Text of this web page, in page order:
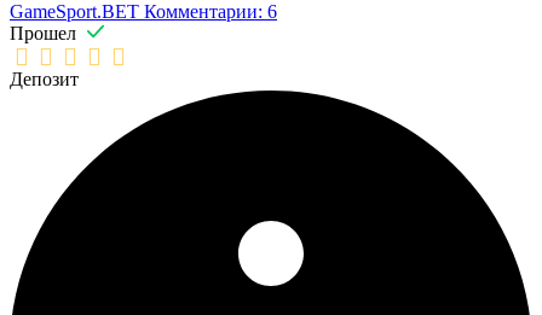
GameSport.BET Комментарии: 6
Прошел
Депозит